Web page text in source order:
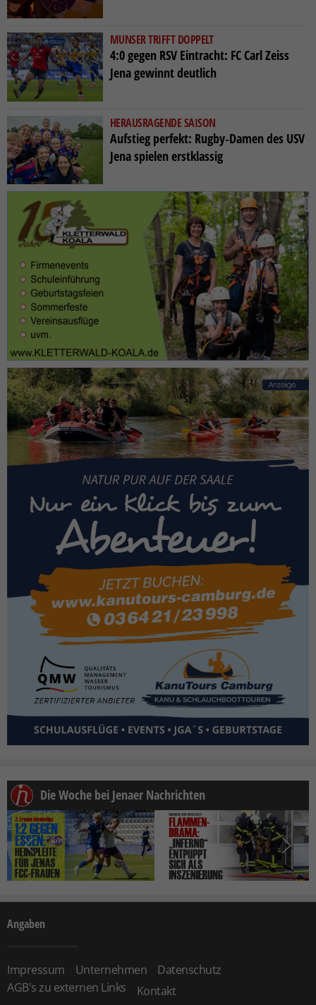
MUNSER TRIFFT DOPPELT
4:0 gegen RSV Eintracht: FC Carl Zeiss
Jena gewinnt deutlich
HERAUSRAGENDE SAISON
Aufstieg perfekt: Rugby‑Damen des USV
Jena spielen erstklassig
Die Woche bei Jenaer Nachrichten
Angaben
Impressum Unternehmen
Datenschutz
AGB's zu externen Links
Kontakt